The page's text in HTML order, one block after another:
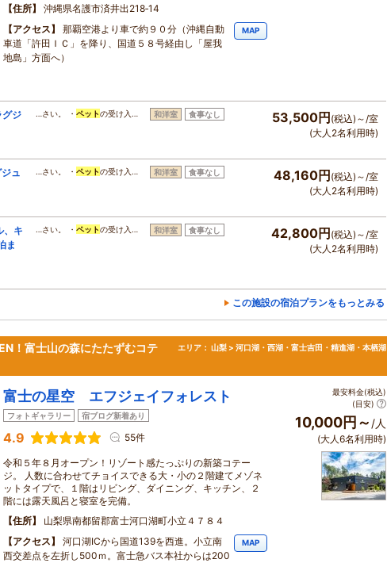
住所
沖縄県名護市済井出218‐14
アクセス
那覇空港より車で約９０分（沖縄自動
車道「許田ＩＣ」を降り、国道５８号経由し「屋我
地島」方面へ）
MAP
グジ
…さい。 ・ ペットの受け入… 和洋室 食事なし 53,500円 (税込)～/室
(大人2名利用時)
ュ
…さい。 ・ ペットの受け入… 和洋室 食事なし 48,160円 (税込)～/室
(大人2名利用時)
、キ
ま
…さい。 ・ ペットの受け入… 和洋室 食事なし 42,800円 (税込)～/室
(大人2名利用時)
この施設の宿泊プランをもっとみる
！富士山の森にたたずむコテ
エリア： 山梨 > 河口湖・西湖・富士吉田・精進湖・本栖湖
富士の星空 エフジェイフォレスト
フォトギャラリー 宿ブログ新着あり
4.9 55件
令和５年８月オープン！リゾート感たっぷりの新築コテー
ジ。 人数に合わせてチョイスできる大・小の２階建てメゾネ
ットタイプで、１階はリビング、ダイニング、キッチン、２
階には露天風呂と寝室を完備。
住所
山梨県南都留郡富士河口湖町小立４７８４
アクセス
河口湖ICから国道139を西進。小立南
西交差点を左折し500ｍ。富士急バス本社からは200
MAP
最安料金(税込)
(目安)
10,000円～ /人
(大人6名利用時)